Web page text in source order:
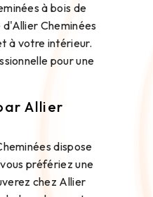
à bois de
Cheminées
à votre intérieur.
pour une
Allier
dispose
préfériez une
chez Allier